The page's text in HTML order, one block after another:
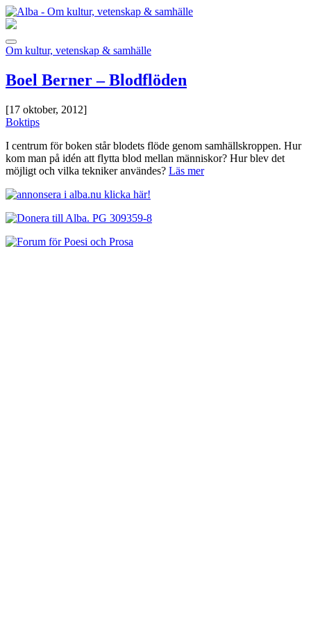
Om kultur, vetenskap & samhälle
Boel Berner – Blodflöden
[17 oktober, 2012]
Boktips
I centrum för boken står blodets flöde genom samhällskroppen. Hur
kom man på idén att flytta blod mellan människor? Hur blev det
möjligt och vilka tekniker användes? Läs mer